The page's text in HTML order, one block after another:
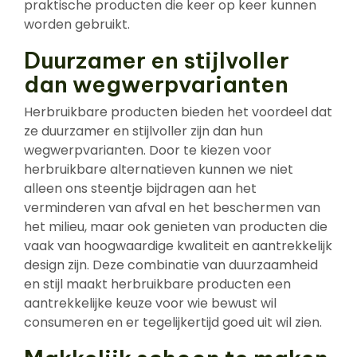
praktische producten die keer op keer kunnen
worden gebruikt.
Duurzamer en stijlvoller
dan wegwerpvarianten
Herbruikbare producten bieden het voordeel dat
ze duurzamer en stijlvoller zijn dan hun
wegwerpvarianten. Door te kiezen voor
herbruikbare alternatieven kunnen we niet
alleen ons steentje bijdragen aan het
verminderen van afval en het beschermen van
het milieu, maar ook genieten van producten die
vaak van hoogwaardige kwaliteit en aantrekkelijk
design zijn. Deze combinatie van duurzaamheid
en stijl maakt herbruikbare producten een
aantrekkelijke keuze voor wie bewust wil
consumeren en er tegelijkertijd goed uit wil zien.